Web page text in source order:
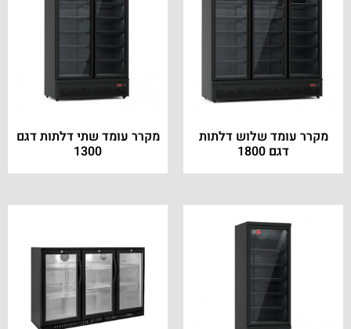
מקרר עומד שלוש דלתות
דגם 1800
מקרר עומד שתי דלתות דגם
1300